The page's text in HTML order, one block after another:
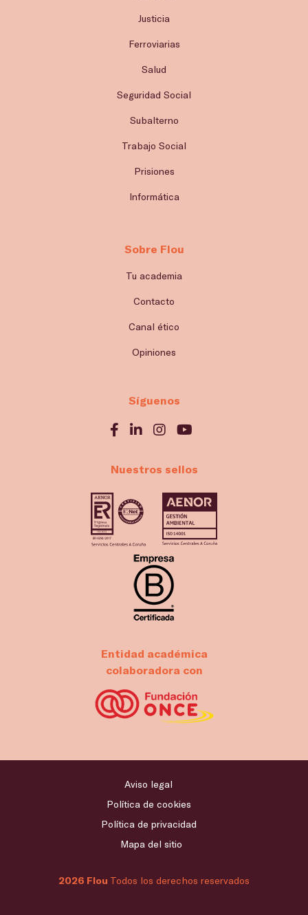
Justicia
Ferroviarias
Salud
Seguridad Social
Subalterno
Trabajo Social
Prisiones
Informática
Sobre Flou
Tu academia
Contacto
Canal ético
Opiniones
Síguenos
Nuestros sellos
Entidad académica
colaboradora con
2026 Flou Todos los derechos reservados
Aviso legal
Política de cookies
Política de privacidad
Mapa del sitio